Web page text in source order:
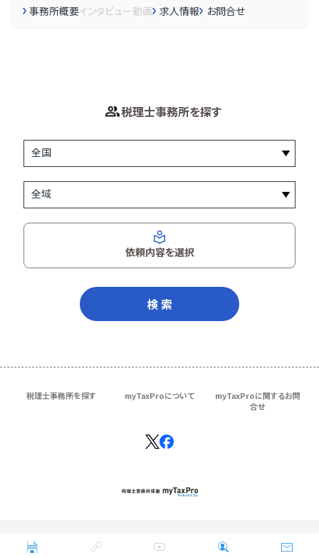
事務所概要インタビュー動画 求人情報 お問合せ
税理士事務所を探す
依頼内容を選択
検 索
税理士事務所を探す myTaxProについて
myTaxProに関するお問
合せ
Copyright © ＴＫＣ Corporation